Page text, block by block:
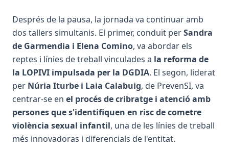
Després de la pausa, la jornada va continuar amb
dos tallers simultanis. El primer, conduït perSandra
de Garmendia i Elena Comino, va abordar els
reptes i línies de treball vinculades a la reforma de
la LOPIVI impulsada per la DGDIA. El segon, liderat
per Núria Iturbe i Laia Calabuig, de PrevenSI, va
centrar-se en el procés de cribratge i atenció amb
persones que s'identifiquen en risc de cometre
violència sexual infantil, una de les línies de treball
més innovadoras i diferencials de l'entitat.